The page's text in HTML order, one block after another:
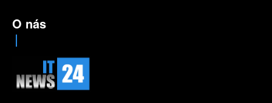
O nás